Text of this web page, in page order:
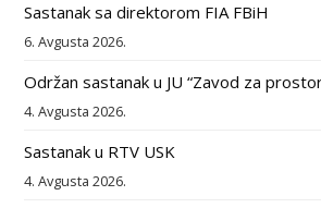
Sastanak sa direktorom FIA FBiH
6. Avgusta 2026.
Održan sastanak u JU “Zavod za
4. Avgusta 2026.
Sastanak u RTV USK
4. Avgusta 2026.